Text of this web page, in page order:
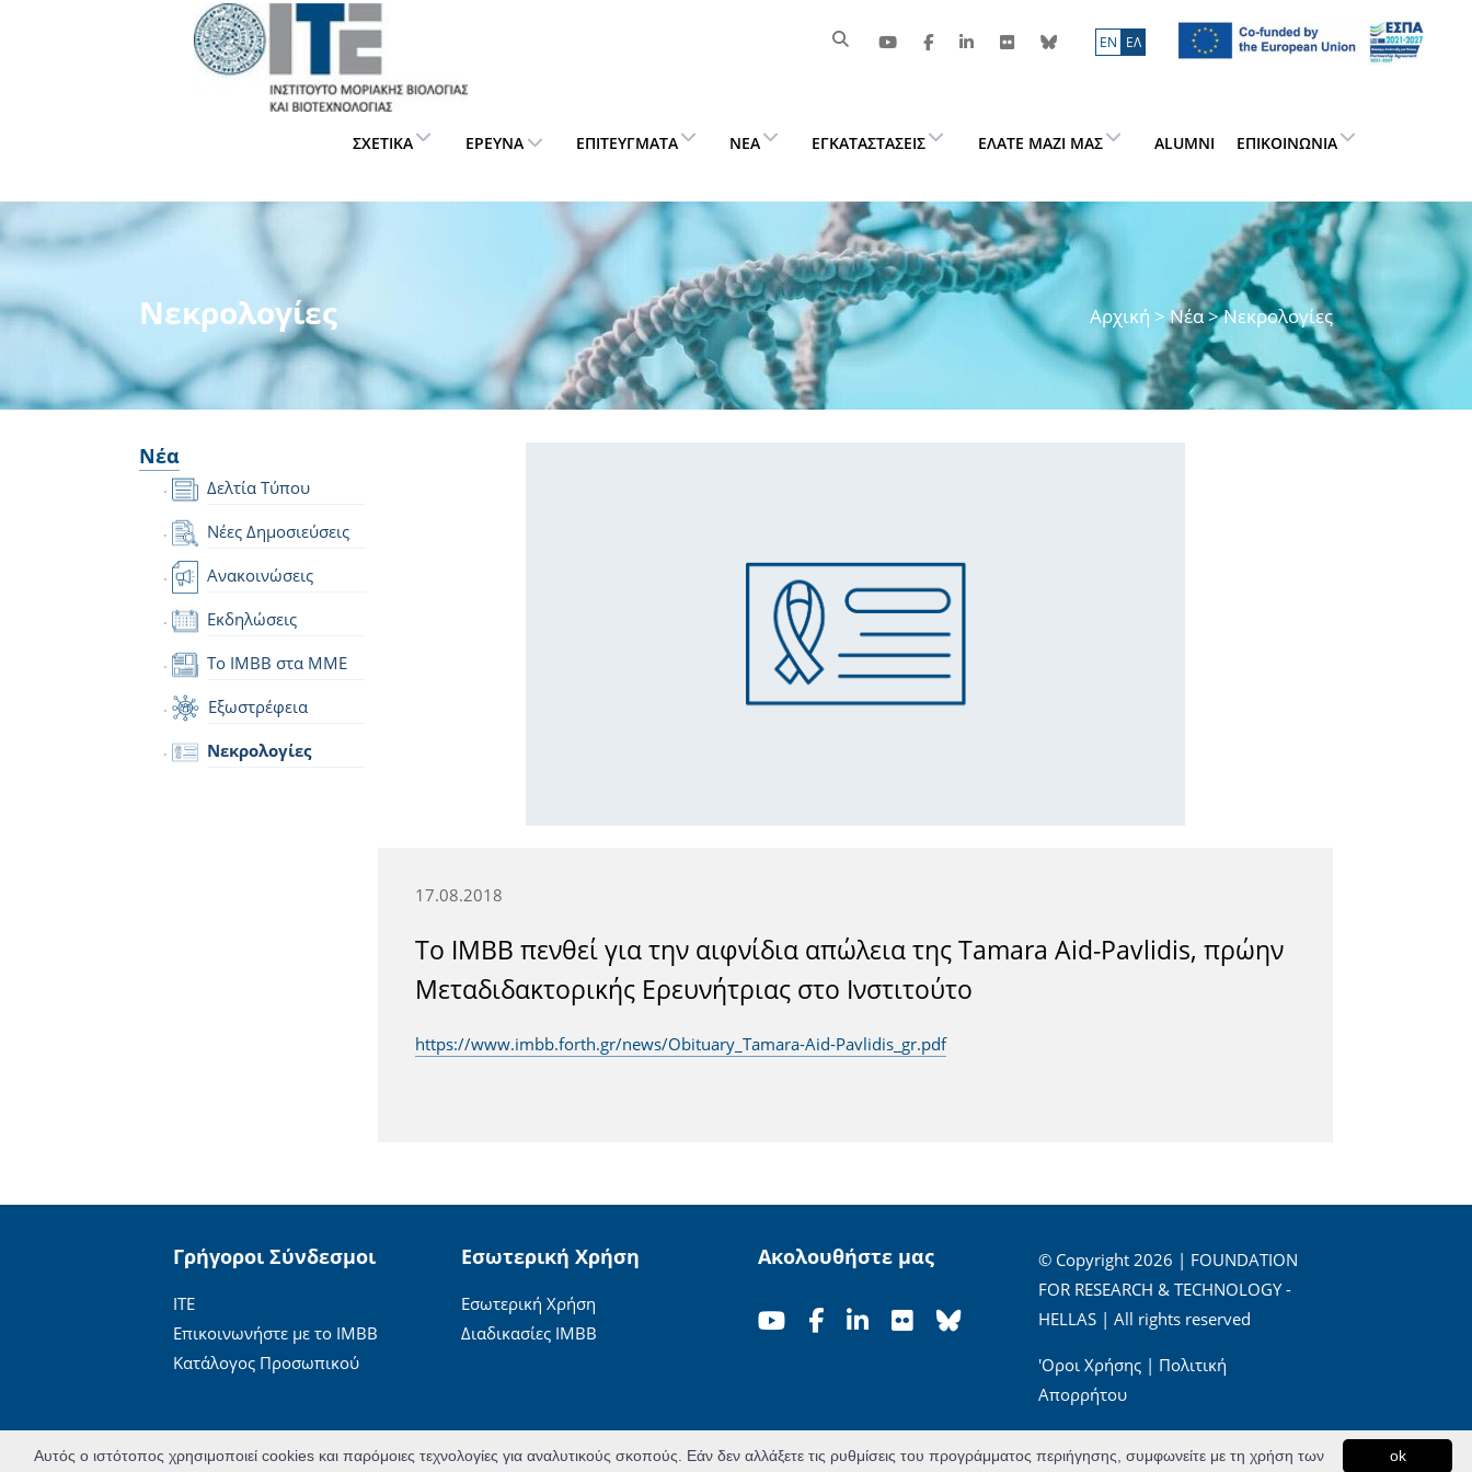
ΕN ΕΛ
ΣΧΕΤΙΚΆ ΈΡΕΥΝΑ ΕΠΙΤΕΎΓΜΑΤΑ ΝΈΑ ΕΓΚΑΤΑΣΤΆΣΕΙΣ ΕΛΆΤΕ ΜΑΖΊ ΜΑΣ ALUMNI ΕΠΙΚΟΙΝΩΝΊΑ
Νεκρολογίες Αρχική >Νέα> Νεκρολογίες
Νέα
Δελτία Τύπου
Νέες Δημοσιεύσεις
Ανακοινώσεις
Εκδηλώσεις
Το IMBB στα ΜΜΕ
Εξωστρέφεια
Νεκρολογίες
17.08.2018
Το ΙΜΒΒ πενθεί για την αιφνίδια απώλεια της Tamara Aid-Pavlidis, πρώην
Μεταδιδακτορικής Ερευνήτριας στο Ινστιτούτο
https://www.imbb.forth.gr/news/Obituary_Tamara-Aid-Pavlidis_gr.pdf
Γρήγοροι Σύνδεσμοι
ΙΤΕ
Επικοινωνήστε με το ΙΜΒΒ
Κατάλογος Προσωπικού
Εσωτερική Χρήση
Εσωτερική Χρήση
Διαδικασίες ΙΜΒΒ
Ακολουθήστε μας
© Copyright 2026 | FOUNDATION
FOR RESEARCH & TECHNOLOGY -
HELLAS | All rights reserved
'Οροι Χρήσης| Πολιτική
Απορρήτου
ok
Αυτός ο ιστότοπος χρησιμοποιεί cookies και παρόμοιες τεχνολογίες για αναλυτικούς σκοπούς. Εάν δεν αλλάξετε τις ρυθμίσεις του προγράμματος περιήγησης, συμφωνείτε με τη χρήση των